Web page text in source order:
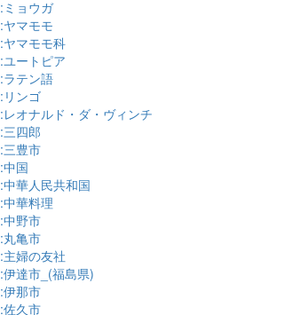
:ミョウガ
:ヤマモモ
:ヤマモモ科
:ユートピア
:ラテン語
:リンゴ
:レオナルド・ダ・ヴィンチ
:三四郎
:三豊市
:中国
:中華人民共和国
:中華料理
:中野市
:丸亀市
:主婦の友社
:伊達市_(福島県)
:伊那市
:佐久市